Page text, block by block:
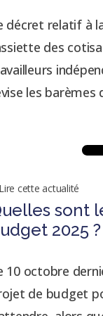
décret relatif à
des
les barèmes
cette actualité
sont
2025 ?
10 octobre
de budget